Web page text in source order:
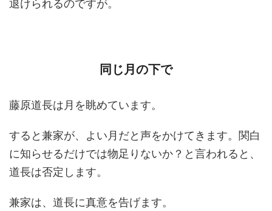
退けられるのですが。
同じ月の下で
藤原道長は月を眺めています。
すると兼家が、よい月だと声をかけてきます。関白
に知らせるだけでは物足りないか？と言われると、
道長は否定します。
兼家は、道長に真意を告げます。